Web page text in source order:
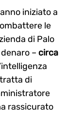
iniziato a
le
di Palo
– circa
di
rassicurato